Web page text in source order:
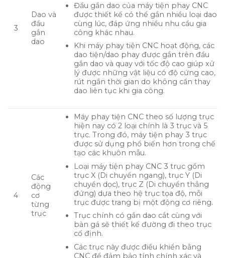
3
Dao và
đầu
gắn
dao
Đầu gắn dao của máy tiện phay CNC
được thiết kế có thể gắn nhiều loại dao
cùng lúc, đáp ứng nhiều nhu cầu gia
công khác nhau.
Khi máy phay tiện CNC hoạt động, các
dao tiện/dao phay được gắn trên đầu
gắn dao và quay với tốc độ cao giúp xử
lý được những vật liệu có độ cứng cao,
rút ngắn thời gian do không cần thay
dao liên tục khi gia công.
4
Các
động
cơ
từng
trục
Máy phay tiện CNC theo số lượng trục
hiện nay có 2 loại chính là 3 trục và 5
trục. Trong đó, máy tiện phay 3 trục
được sử dụng phổ biến hơn trong chế
tạo các khuôn mẫu.
Loại máy tiện phay CNC 3 trục gồm
trục X (Di chuyển ngang), trục Y (Di
chuyển dọc), trục Z (Di chuyển thẳng
đứng) dựa theo hệ trục tọa độ, mỗi
trục được trang bị một động cơ riêng.
Trục chính có gắn dao cắt cùng với
bàn gá sẽ thiết kế đường đi theo trục
cố định.
Các trục này được điều khiển bằng
CNC để đảm bảo tính chính xác và